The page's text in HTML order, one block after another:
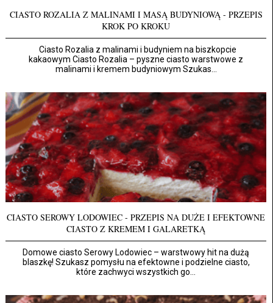
CIASTO ROZALIA Z MALINAMI I MASĄ BUDYNIOWĄ - PRZEPIS
KROK PO KROKU
Ciasto Rozalia z malinami i budyniem na biszkopcie
kakaowym Ciasto Rozalia – pyszne ciasto warstwowe z
malinami i kremem budyniowym Szukas...
CIASTO SEROWY LODOWIEC - PRZEPIS NA DUŻE I EFEKTOWNE
CIASTO Z KREMEM I GALARETKĄ
Domowe ciasto Serowy Lodowiec – warstwowy hit na dużą
blaszkę! Szukasz pomysłu na efektowne i podzielne ciasto,
które zachwyci wszystkich go...